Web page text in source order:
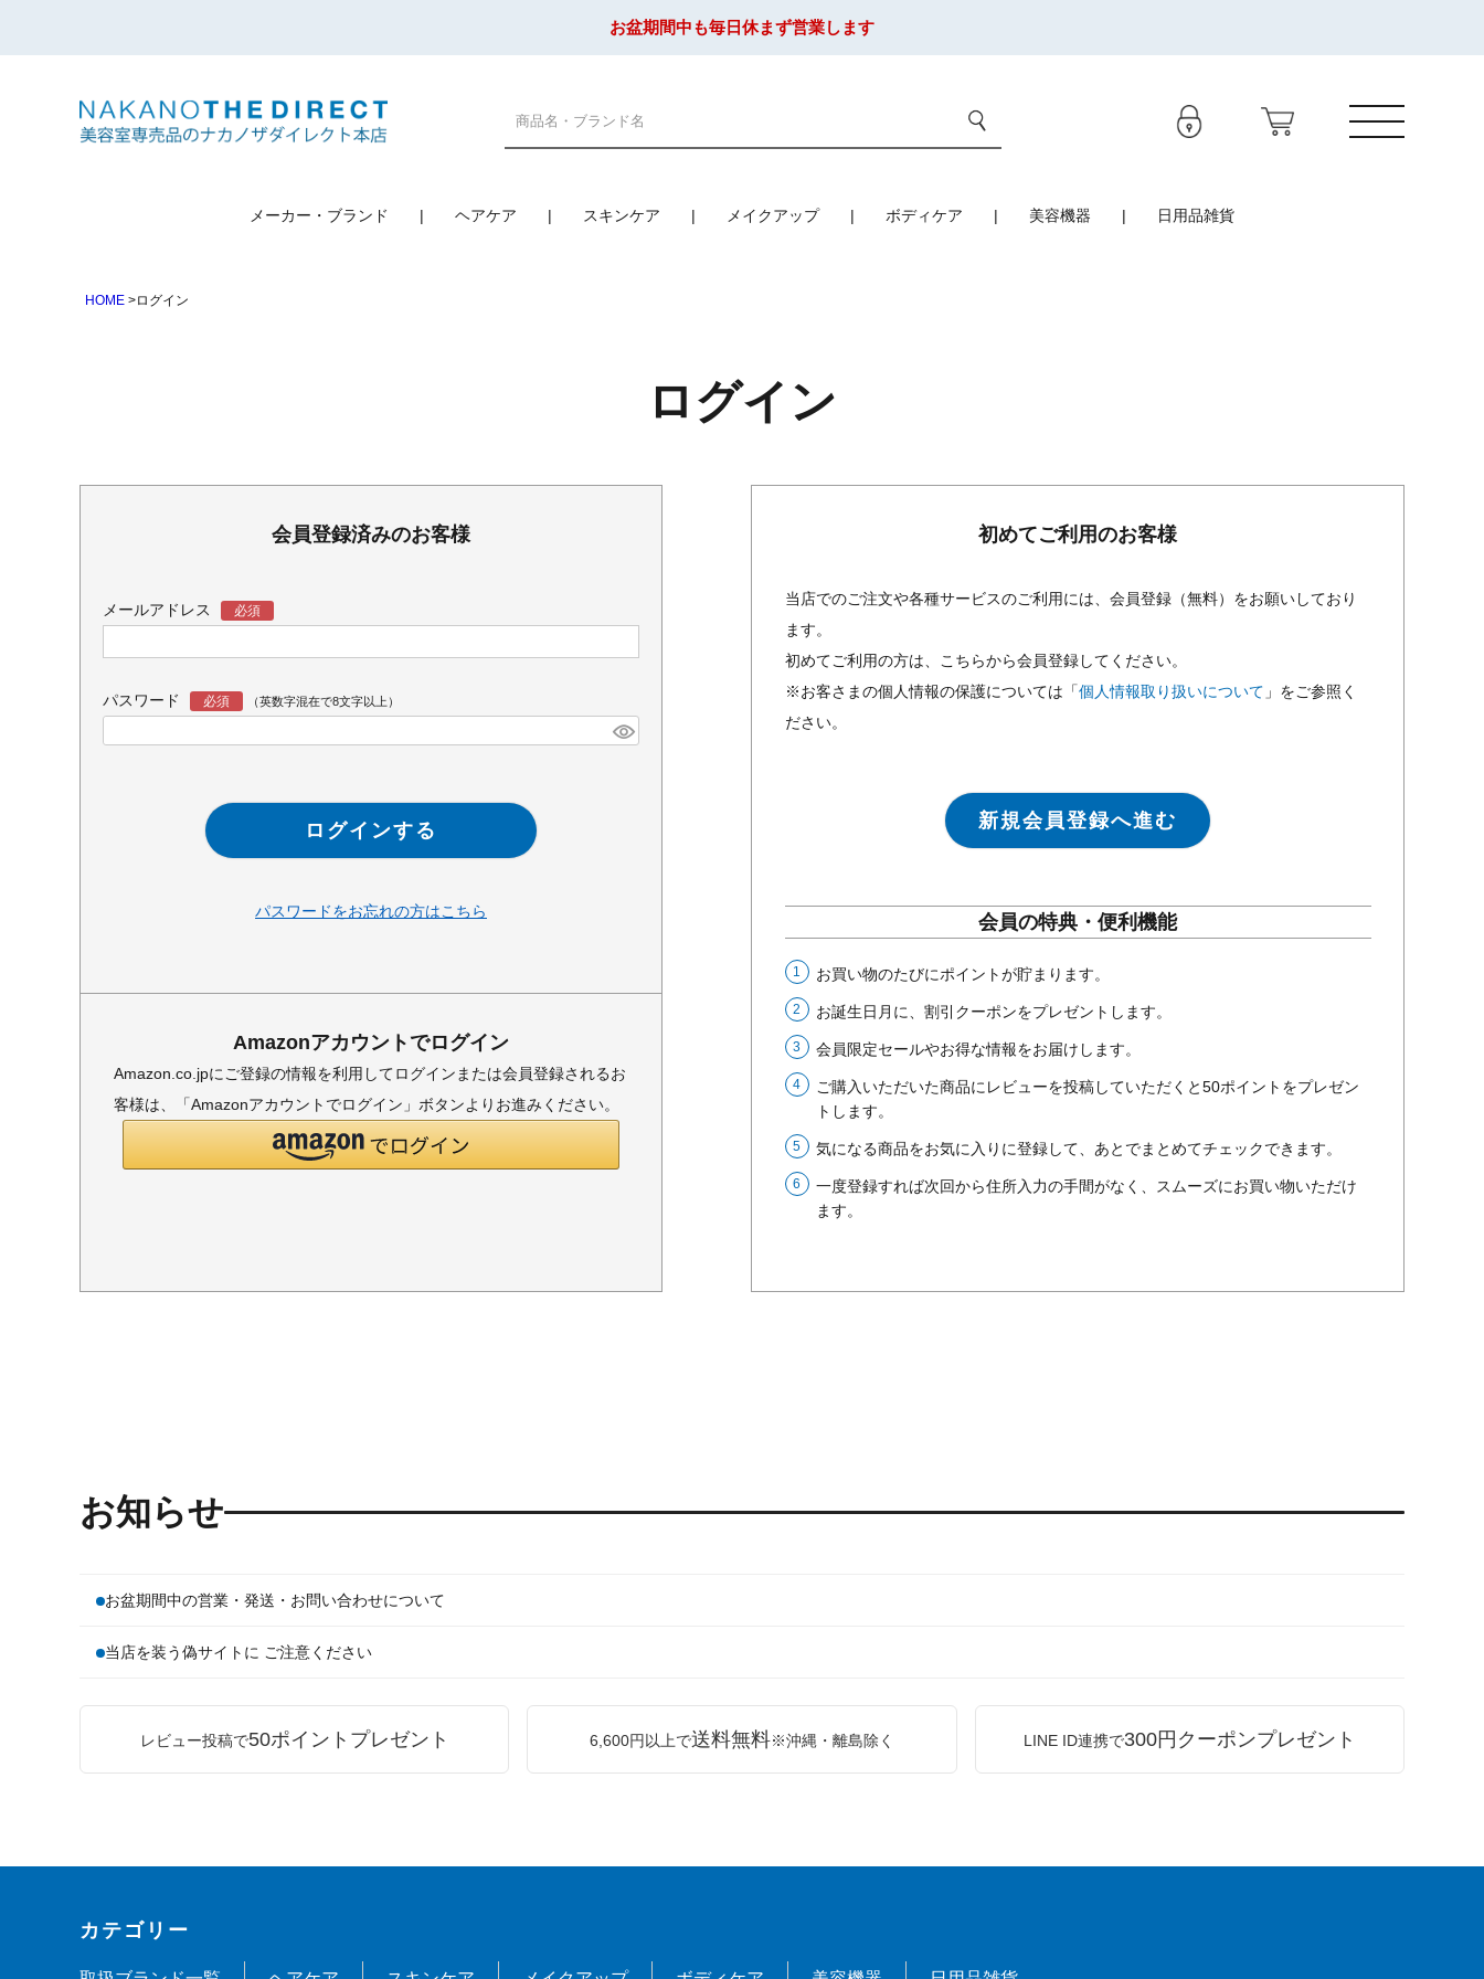
お盆期間中も毎日休まず営業します
メーカー・ブランド ヘアケア スキンケア メイクアップ ボディケア 美容機器 日用品雑貨
HOME ログイン
ログイン
会員登録済みのお客様
メールアドレス
パスワード
ログインする
パスワードをお忘れの方はこちら
Amazonアカウントでログイン
Amazon.co.jpにご登録の情報を利用してログインまたは会員登録されるお
客様は、「Amazonアカウントでログイン」ボタンよりお進みください。
初めてご利用のお客様
当店でのご注文や各種サービスのご利用には、会員登録（無料）をお願いしており
ます。
初めてご利用の方は、こちらから会員登録してください。
※お客さまの個人情報の保護については「個人情報取り扱いについて 」をご参照く
ださい。
新規会員登録へ進む
会員の特典・便利機能
お買い物のたびにポイントが貯まります。
お誕生日月に、割引クーポンをプレゼントします。
会員限定セールやお得な情報をお届けします。
ご購入いただいた商品にレビューを投稿していただくと50ポイントをプレゼン
トします。
気になる商品をお気に入りに登録して、あとでまとめてチェックできます。
一度登録すれば次回から住所入力の手間がなく、スムーズにお買い物いただけ
ます。
お知らせ
お盆期間中の営業・発送・お問い合わせについて
当店を装う偽サイトに ご注意ください
レビュー投稿で50ポイントプレゼント 6,600円以上で送料無料※沖縄・離島除く LINE ID連携で300円クーポンプレゼント
カテゴリー